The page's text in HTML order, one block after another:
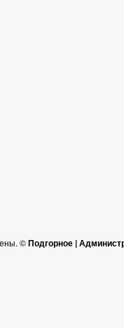
©Подгорное |